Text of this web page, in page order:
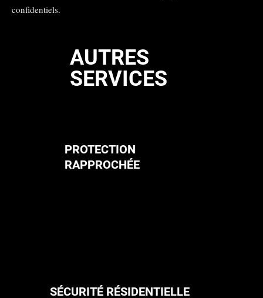
confidentiels.
AUTRES
SERVICES
PROTECTION
RAPPROCHÉE
SÉCURITÉ RÉSIDENTIELLE